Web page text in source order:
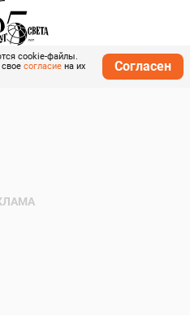
cookie-файлы.
согласие на их
Согласен